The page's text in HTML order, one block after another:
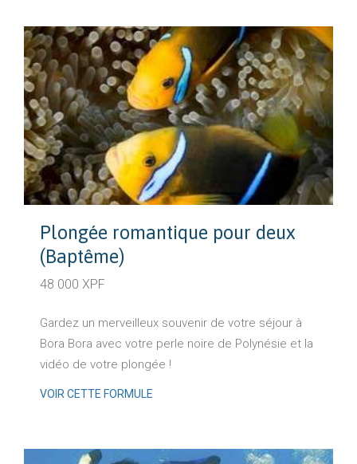
Plongée romantique pour deux
(Baptême)
48 000 XPF
Gardez un merveilleux souvenir de votre séjour à
Bora Bora avec votre perle noire de Polynésie et la
vidéo de votre plongée !
VOIR CETTE FORMULE